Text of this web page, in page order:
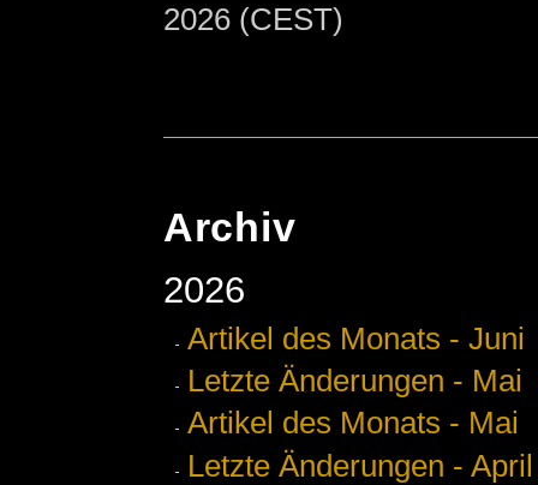
2026 (CEST)
Archiv
2026
Artikel des Monats - Juni
Letzte Änderungen - Mai
Artikel des Monats - Mai
Letzte Änderungen - April